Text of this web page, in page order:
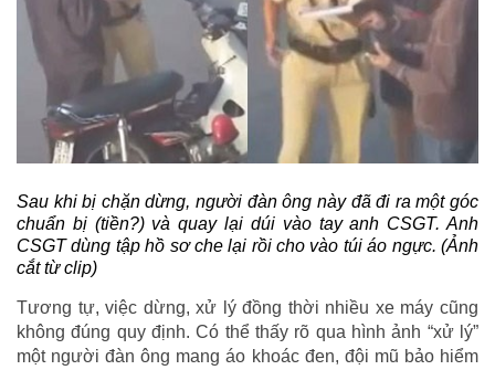
Sau khi bị chặn dừng, người đàn ông này đã đi ra một góc
chuẩn bị (tiền?) và quay lại dúi vào tay anh CSGT. Anh
CSGT dùng tập hồ sơ che lại rồi cho vào túi áo ngực. (Ảnh
cắt từ clip)
Tương tự, việc dừng, xử lý đồng thời nhiều xe máy cũng
không đúng quy định. Có thể thấy rõ qua hình ảnh “xử lý”
một người đàn ông mang áo khoác đen, đội mũ bảo hiểm